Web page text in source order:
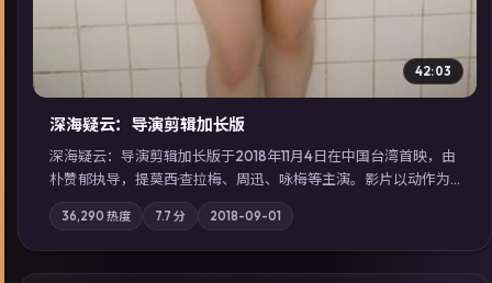
42:03
深海疑云：导演剪辑加长版
深海疑云：导演剪辑加长版于2018年11月4日在中国台湾首映，由
朴赞郁执导，提莫西·查拉梅、周迅、咏梅等主演。影片以动作为
叙事主轴，亲情与职责必须在倒计时结束前做出抉择；摄影与配
乐强化地域气质；站内亦可通过「国产免费观看高清电视剧在线
看」延展检索同类型高分佳作，畅享高清在线追剧体验。
36,290 热度 7.7 分 2018-09-01